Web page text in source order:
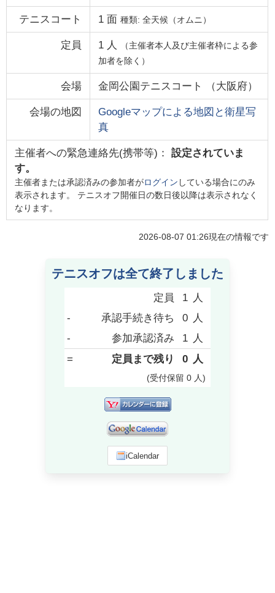
テニスコート 1面 種類: 全天候（オムニ）
定員 1 人
（主催者本人及び主催者枠による参
加者を除く）
会場 金岡公園テニスコート （大阪府）
会場の地図
Googleマップによる地図と衛星写
真
主催者への緊急連絡先(携帯等)： 設定されていま
す。
主催者または承認済みの参加者がログイン している場合にのみ
表示されます。 テニスオフ開催日の数日後以降は表示されなく
なります。
2026-08-07 01:26現在の情報です
テニスオフは全て終了しました
定員 1 人
-
承認手続き待ち 0 人
-
参加承認済み 1 人
=
定員まで残り 0 人
(受付保留 0 人)
iCalendar